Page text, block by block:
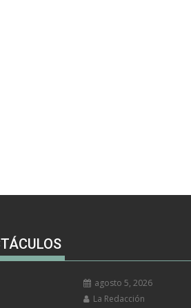
agosto 5, 2026
La Redacción